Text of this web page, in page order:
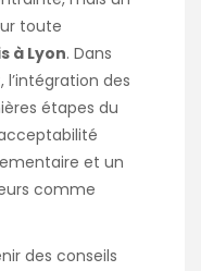
toute
à Lyon. Dans
des
étapes du
et un
comme
des conseils